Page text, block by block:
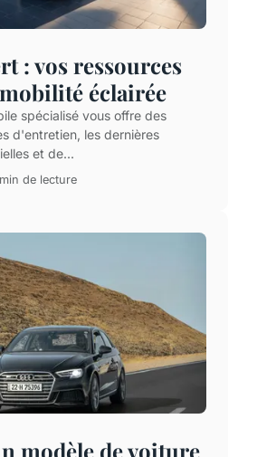
: vos ressources
éclairée
spécialisé vous offre des
d'entretien, les dernières
et de...
de lecture
modèle de voiture